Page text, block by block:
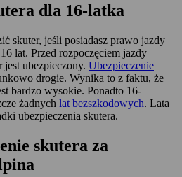
dla 16-latka
skuter, jeśli posiadasz prawo jazdy
lat. Przed rozpoczęciem jazdy
jest ubezpieczony. Ubezpieczenie
drogie. Wynika to z faktu, że
bardzo wysokie. Ponadto 16-
żadnych lat bezszkodowych. Lata
ubezpieczenia skutera.
skutera za